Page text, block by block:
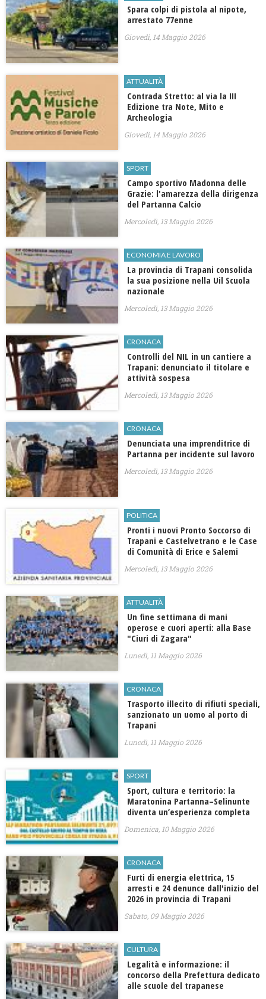
Spara colpi di pistola al nipote,
arrestato 77enne
Giovedì, 14 Maggio 2026
ATTUALITÀ
Contrada Stretto: al via la III
Edizione tra Note, Mito e
Archeologia
Giovedì, 14 Maggio 2026
SPORT
Campo sportivo Madonna delle
Grazie: l'amarezza della dirigenza
del Partanna Calcio
Mercoledì, 13 Maggio 2026
ECONOMIA E LAVORO
La provincia di Trapani consolida
la sua posizione nella Uil Scuola
nazionale
Mercoledì, 13 Maggio 2026
CRONACA
Controlli del NIL in un cantiere a
Trapani: denunciato il titolare e
attività sospesa
Mercoledì, 13 Maggio 2026
CRONACA
Denunciata una imprenditrice di
Partanna per incidente sul lavoro
Mercoledì, 13 Maggio 2026
POLITICA
Pronti i nuovi Pronto Soccorso di
Trapani e Castelvetrano e le Case
di Comunità di Erice e Salemi
Mercoledì, 13 Maggio 2026
ATTUALITÀ
Un fine settimana di mani
operose e cuori aperti: alla Base
"Ciuri di Zagara"
Lunedì, 11 Maggio 2026
CRONACA
Trasporto illecito di rifiuti speciali,
sanzionato un uomo al porto di
Trapani
Lunedì, 11 Maggio 2026
SPORT
​Sport, cultura e territorio: la
Maratonina Partanna–Selinunte
diventa un’esperienza completa
Domenica, 10 Maggio 2026
CRONACA
Furti di energia elettrica, 15
arresti e 24 denunce dall'inizio del
2026 in provincia di Trapani
Sabato, 09 Maggio 2026
CULTURA
Legalità e informazione: il
concorso della Prefettura dedicato
alle scuole del trapanese